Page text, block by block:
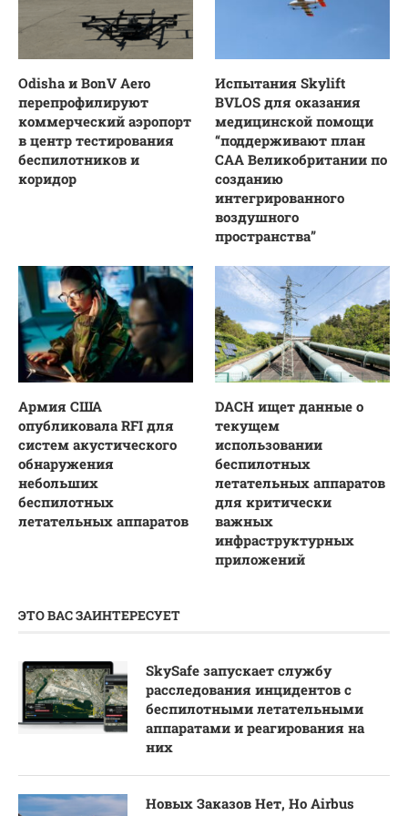
Odisha и BonV Aero
перепрофилируют
коммерческий аэропорт
в центр тестирования
беспилотников и
коридор
Испытания Skylift
BVLOS для оказания
медицинской помощи
“поддерживают план
CAA Великобритании по
созданию
интегрированного
воздушного
пространства”
Армия США
опубликовала RFI для
систем акустического
обнаружения
небольших
беспилотных
летательных аппаратов
DACH ищет данные о
текущем
использовании
беспилотных
летательных аппаратов
для критически
важных
инфраструктурных
приложений
ЭТО ВАС ЗАИНТЕРЕСУЕТ
SkySafe запускает службу
расследования инцидентов с
беспилотными летательными
аппаратами и реагирования на
них
Новых Заказов Нет, Но Airbus